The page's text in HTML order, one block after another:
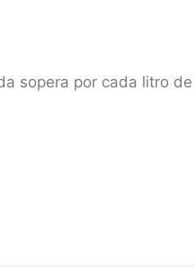
sopera por cada litro